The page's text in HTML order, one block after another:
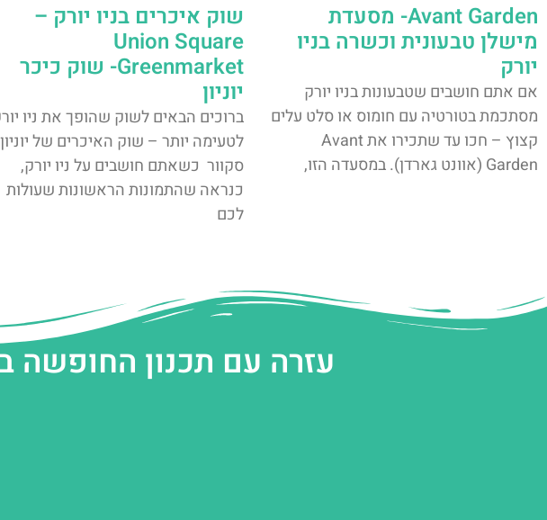
Avant Garden- מסעדת
מישלן טבעונית וכשרה בניו
יורק
אם אתם חושבים שטבעונות בניו יורק
מסתכמת בטורטיה עם חומוס או סלט עלים
קצוץ – חכו עד שתכירו את Avant
Garden (אוונט גארדן). במסעדה הזו,
שוק איכרים בניו יורק –
Union Square
Greenmarket- שוק כיכר
יוניון
ברוכים הבאים לשוק שהופך את ניו
לטעימה יותר – שוק האיכרים של יוניון
סקוור כשאתם חושבים על ניו יורק,
כנראה שהתמונות הראשונות שעולות
לכם
עזרה עם תכנון החופשה